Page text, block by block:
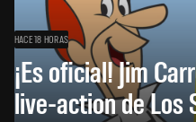
HACE 18 HORAS
¡Es oficial! Jim
live-action de Los